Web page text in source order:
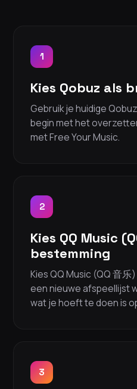
1
Kies Qobuz als
Gebruik je huidige
begin met het
met Free Your Music.
2
Kies QQ Music
bestemming
Kies QQ Music (QQ 音
een nieuwe afspeellijst
wat je hoeft te doen is
3